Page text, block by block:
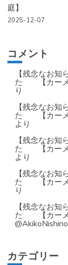
庭】
2025-12-07
コメント
【残念なお
た 【カーメ
り
【残念なお
た 【カーメ
より
【残念なお
た 【カーメ
より
【残念なお
た 【カーメ
り
【残念なお
た 【カーメ
カテゴリー